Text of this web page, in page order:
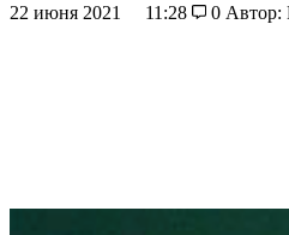
22 июня 2021 11:28 0 Автор: